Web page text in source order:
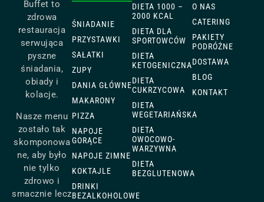
Buffet to
zdrowa
restauracja
serwująca
pyszne
śniadania,
obiady i
kolacje.
Nasze menu
zostało tak
skomponowa
ne, aby było
nie tylko
zdrowo i
smacznie lecz
ŚNIADANIE
PRZYSTAWKI
SAŁATKI
ZUPY
DANIA GŁÓWNE
MAKARONY
PIZZA
NAPOJE
GORĄCE
NAPOJE ZIMNE
KOKTAJLE
DRINKI
BEZALKOHOLOWE
DIETA 1000 –
2000 KCAL
DIETA DLA
SPORTOWCÓW
DIETA
KETOGENICZNA
DIETA
CUKRZYCOWA
DIETA
WEGETARIAŃSKA
DIETA
OWOCOWO-
WARZYWNA
DIETA
BEZGLUTENOWA
O NAS
CATERING
PAKIETY
PODRÓŻNE
DOSTAWA
BLOG
KONTAKT